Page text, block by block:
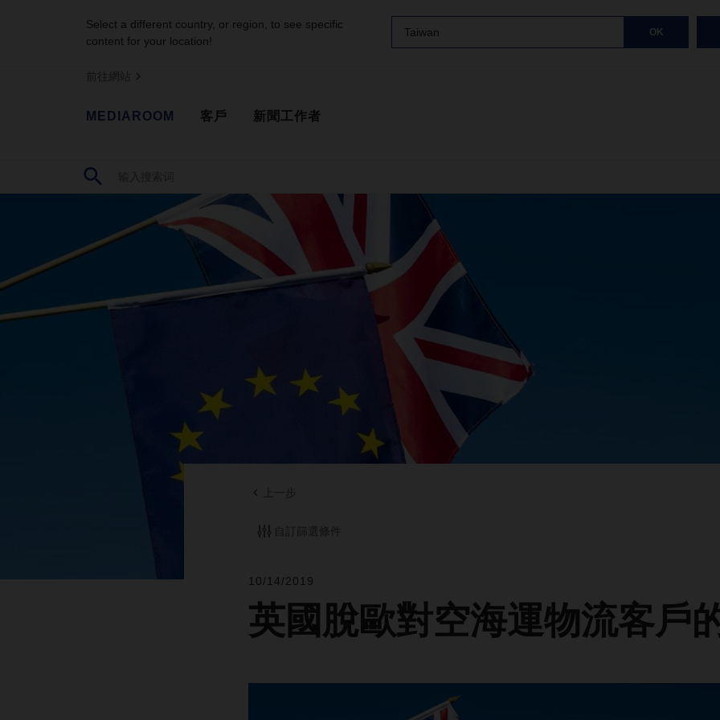
Select a different country, or region, to see specific
content for your location!
Taiwan OK
前往網站
MEDIAROOM 客戶 新聞工作者
自訂篩選條件
10/14/2019
英國脫歐對空海運物流客戶